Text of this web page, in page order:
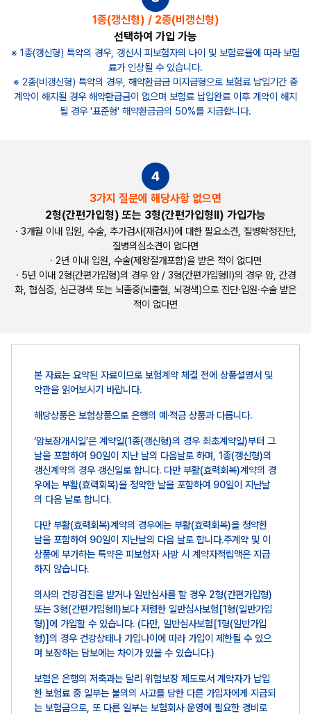
1종(갱신형) / 2종(비갱신형)
선택하여 가입 가능
※ 1종(갱신형) 특약의 경우, 갱신시 피보험자의 나이 및 보험료율에 따라 보험
료가 인상될 수 있습니다.
※ 2종(비갱신형) 특약의 경우, 해약환급금 미지급형으로 보험료 납입기간 중
계약이 해지될 경우 해약환급금이 없으며 보험료 납입완료 이후 계약이 해지
될 경우 '표준형' 해약환급금의 50%를 지급합니다.
4
3가지 질문에 해당사항 없으면
2형(간편가입형) 또는 3형(간편가입형Ⅱ) 가입가능
· 3개월 이내 입원, 수술, 추가검사(재검사)에 대한 필요소견, 질병확정진단,
질병의심소견이 없다면
· 2년 이내 입원, 수술(제왕절개포함)을 받은 적이 없다면
· 5년 이내 2형(간편가입형)의 경우 암 / 3형(간편가입형Ⅱ)의 경우 암, 간경
화, 협심증, 심근경색 또는 뇌졸중(뇌출혈, 뇌경색)으로 진단·입원·수술 받은
적이 없다면
본 자료는 요약된 자료이므로 보험계약 체결 전에 상품설명서 및
약관을 읽어보시기 바랍니다.
해당상품은 보험상품으로 은행의 예·적금 상품과 다릅니다.
‘암보장개시일’은 계약일(1종(갱신형)의 경우 최초계약일)부터 그
날을 포함하여 90일이 지난 날의 다음날로 하며, 1종(갱신형)의
갱신계약의 경우 갱신일로 합니다. 다만 부활(효력회복)계약의 경
우에는 부활(효력회복)을 청약한 날을 포함하여 90일이 지난날
의 다음 날로 합니다.
다만 부활(효력회복)계약의 경우에는 부활(효력회복)을 청약한
날을 포함하여 90일이 지난날의 다음 날로 합니다.주계약 및 이
상품에 부가하는 특약은 피보험자 사망 시 계약자적립액은 지급
하지 않습니다.
의사의 건강검진을 받거나 일반심사를 할 경우 2형(간편가입형)
또는 3형(간편가입형Ⅱ)보다 저렴한 일반심사보험[1형(일반가입
형)]에 가입할 수 있습니다. (다만, 일반심사보험[1형(일반가입
형)]의 경우 건강상태나 가입나이에 따라 가입이 제한될 수 있으
며 보장하는 담보에는 차이가 있을 수 있습니다.)
보험은 은행의 저축과는 달리 위험보장 제도로서 계약자가 납입
한 보험료 중 일부는 불의의 사고를 당한 다른 가입자에게 지급되
는 보험금으로, 또 다른 일부는 보험회사 운영에 필요한 경비로